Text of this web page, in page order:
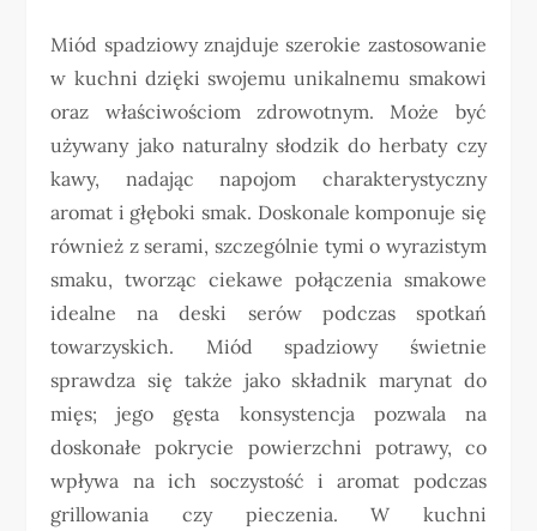
Miód spadziowy znajduje szerokie zastosowanie
w kuchni dzięki swojemu unikalnemu smakowi
oraz właściwościom zdrowotnym. Może być
używany jako naturalny słodzik do herbaty czy
kawy, nadając napojom charakterystyczny
aromat i głęboki smak. Doskonale komponuje się
również z serami, szczególnie tymi o wyrazistym
smaku, tworząc ciekawe połączenia smakowe
idealne na deski serów podczas spotkań
towarzyskich. Miód spadziowy świetnie
sprawdza się także jako składnik marynat do
mięs; jego gęsta konsystencja pozwala na
doskonałe pokrycie powierzchni potrawy, co
wpływa na ich soczystość i aromat podczas
grillowania czy pieczenia. W kuchni